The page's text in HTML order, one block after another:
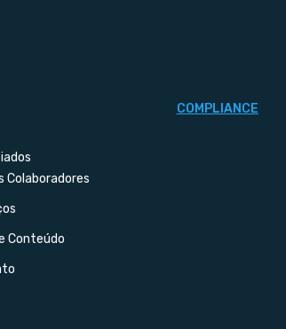
Colaboradores
Conteúdo
COMPLIANCE